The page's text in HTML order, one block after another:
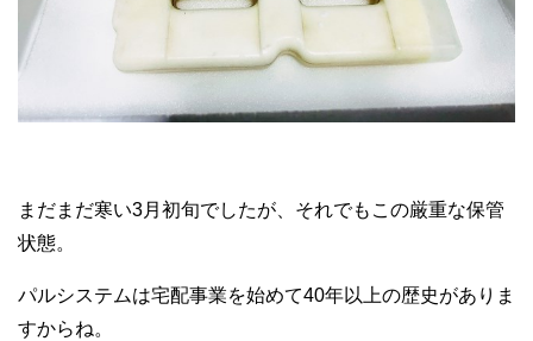
まだまだ寒い3月初旬でしたが、それでもこの厳重な保管
状態。
パルシステムは宅配事業を始めて40年以上の歴史がありま
すからね。